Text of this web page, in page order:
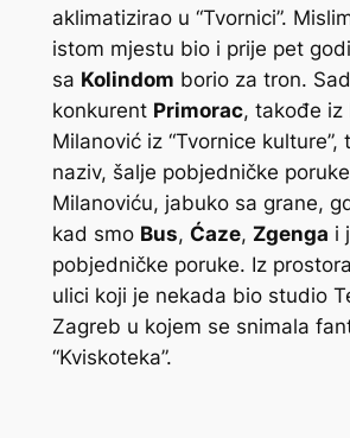
aklimatizirao u “Tvornici”.
istom mjestu bio i prije pet
sa Kolindom borio za tron.
konkurent Primorac, takođe iz
Milanović iz “Tvornice kulture”,
naziv, šalje pobjedničke
Milanoviću, jabuko sa grane,
kad smo Bus, Ćaze, Zgenga i
pobjedničke poruke. Iz
ulici koji je nekada bio studio
Zagreb u kojem se snimala
“Kviskoteka”.